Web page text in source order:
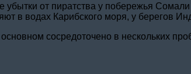
от пиратства у побережья
в водах Карибского моря, у берегов
сосредоточено в нескольких